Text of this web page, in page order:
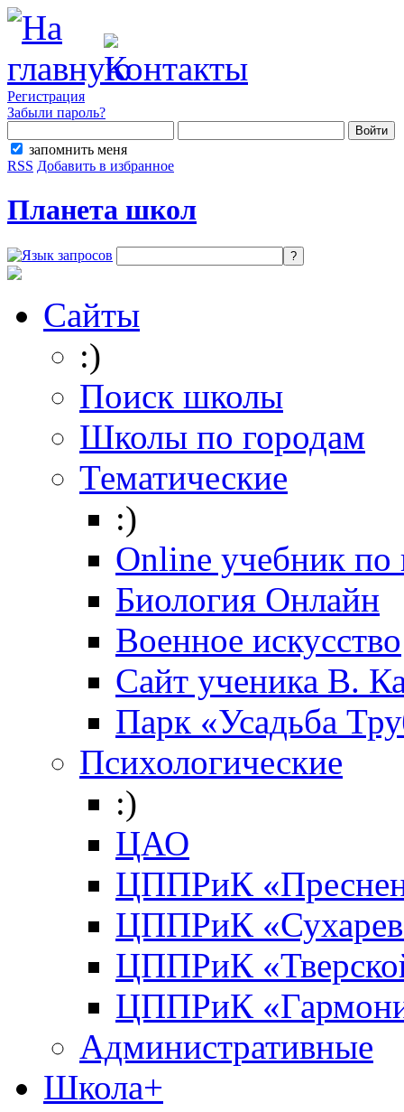
Регистрация
Забыли пароль?
запомнить меня
RSS Добавить в избранное
Планета школ
Сайты
:)
Поиск школы
Школы по городам
Тематические
:)
Online учебник по
Биология Онлайн
Военное искусство
Cайт ученика В.
Парк «Усадьба
Психологические
:)
ЦАО
ЦППРиК
ЦППРиК
ЦППРиК
ЦППРиК
Административные
Школа+